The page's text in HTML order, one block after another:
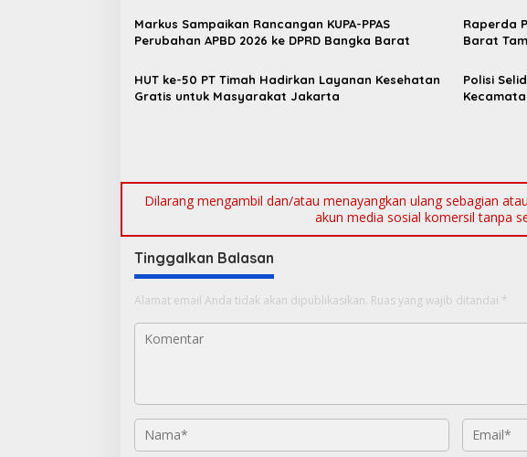
i
o
s
Markus Sampaikan Rancangan KUPA-PPAS
Perubahan APBD 2026 ke DPRD Bangka Barat
Raperda
Barat
HUT ke-50 PT Timah Hadirkan Layanan Kesehatan
Gratis untuk Masyarakat Jakarta
Polisi
Dilarang mengambil dan/atau menayangkan ulang sebagian
akun media sosial komersil tanpa
Tinggalkan Balasan
Alamat email Anda tidak akan dipublikasikan. Ruas yang wajib ditandai *